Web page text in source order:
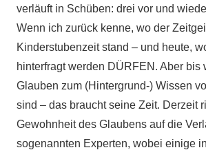
verläuft in Schüben: drei vor und
Wenn ich zurück kenne, wo der
Kinderstubenzeit stand – und heute,
hinterfragt werden DÜRFEN. Aber bis
Glauben zum (Hintergrund-) Wissen
sind – das braucht seine Zeit. Derzeit
Gewohnheit des Glaubens auf die
sogenannten Experten, wobei einige